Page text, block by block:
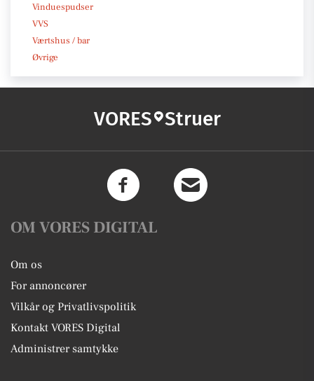
Vinduespudser
VVS
Værtshus / bar
Øvrige
VORES Struer
OM VORES DIGITAL
Om os
For annoncører
Vilkår og Privatlivspolitik
Kontakt VORES Digital
Administrer samtykke